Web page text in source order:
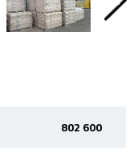
802 600